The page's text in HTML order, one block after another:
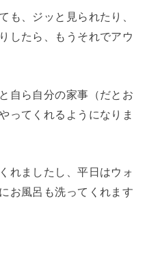
も、ジッと見られたり、
したら、もうそれでアウ
自ら自分の家事（だとお
ってくれるようになりま
れましたし、平日はウォ
お風呂も洗ってくれます